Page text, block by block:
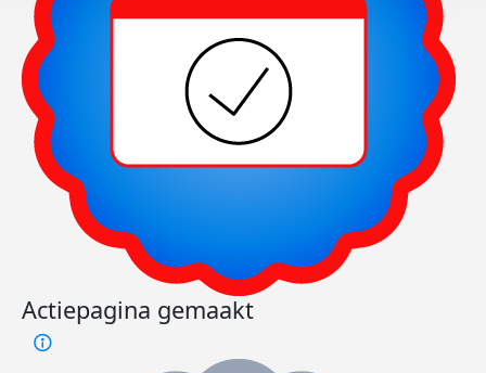
Actiepagina gemaakt